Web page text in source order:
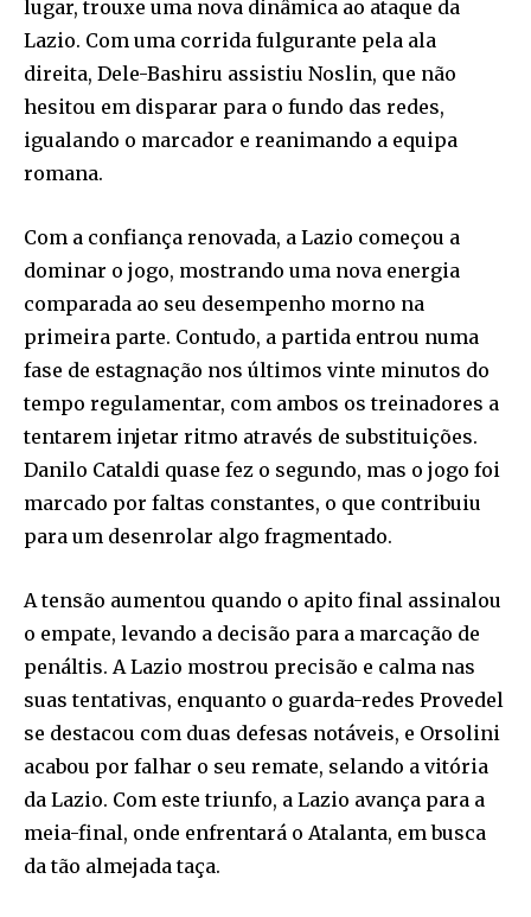
lugar, trouxe uma nova dinâmica ao ataque da
Lazio. Com uma corrida fulgurante pela ala
direita, Dele-Bashiru assistiu Noslin, que não
hesitou em disparar para o fundo das redes,
igualando o marcador e reanimando a equipa
romana.
Com a confiança renovada, a Lazio começou a
dominar o jogo, mostrando uma nova energia
comparada ao seu desempenho morno na
primeira parte. Contudo, a partida entrou numa
fase de estagnação nos últimos vinte minutos do
tempo regulamentar, com ambos os treinadores a
tentarem injetar ritmo através de substituições.
Danilo Cataldi quase fez o segundo, mas o jogo foi
marcado por faltas constantes, o que contribuiu
para um desenrolar algo fragmentado.
A tensão aumentou quando o apito final assinalou
o empate, levando a decisão para a marcação de
penáltis. A Lazio mostrou precisão e calma nas
suas tentativas, enquanto o guarda-redes Provedel
se destacou com duas defesas notáveis, e Orsolini
acabou por falhar o seu remate, selando a vitória
da Lazio. Com este triunfo, a Lazio avança para a
meia-final, onde enfrentará o Atalanta, em busca
da tão almejada taça.